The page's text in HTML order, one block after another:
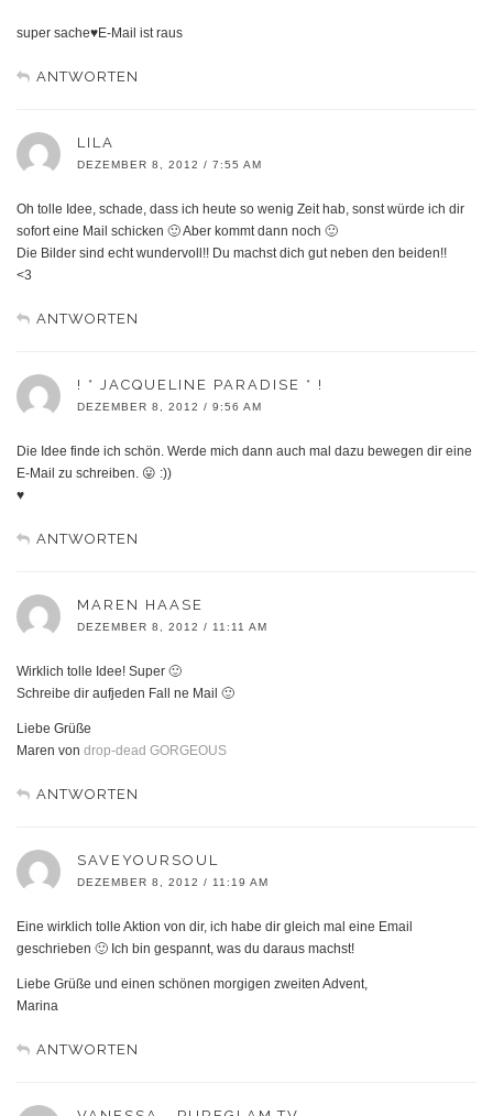
super sache♥E-Mail ist raus
ANTWORTEN
LILA
DEZEMBER 8, 2012 / 7:55 AM
Oh tolle Idee, schade, dass ich heute so wenig Zeit hab, sonst würde ich dir
sofort eine Mail schicken 🙂 Aber kommt dann noch 🙂
Die Bilder sind echt wundervoll!! Du machst dich gut neben den beiden!!
<3
ANTWORTEN
! * JACQUELINE PARADISE * !
DEZEMBER 8, 2012 / 9:56 AM
Die Idee finde ich schön. Werde mich dann auch mal dazu bewegen dir eine
E-Mail zu schreiben. 😛 :))
♥
ANTWORTEN
MAREN HAASE
DEZEMBER 8, 2012 / 11:11 AM
Wirklich tolle Idee! Super 🙂
Schreibe dir aufjeden Fall ne Mail 🙂
Liebe Grüße
Maren von drop-dead GORGEOUS
ANTWORTEN
SAVEYOURSOUL
DEZEMBER 8, 2012 / 11:19 AM
Eine wirklich tolle Aktion von dir, ich habe dir gleich mal eine Email
geschrieben 🙂 Ich bin gespannt, was du daraus machst!
Liebe Grüße und einen schönen morgigen zweiten Advent,
Marina
ANTWORTEN